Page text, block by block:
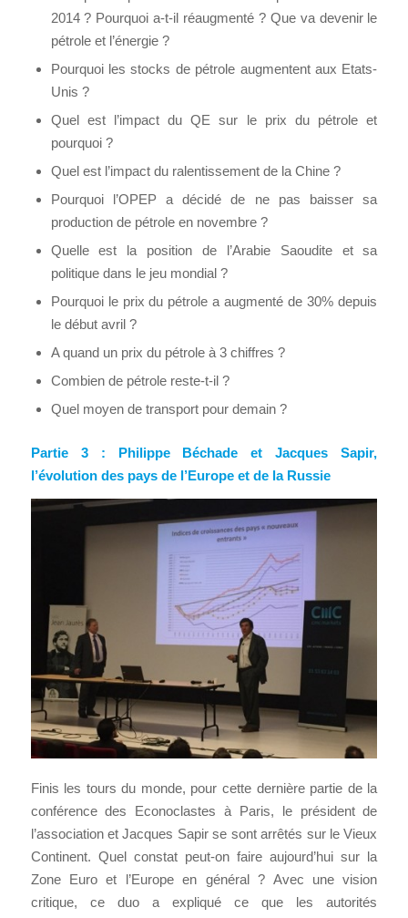
2014 ? Pourquoi a-t-il réaugmenté ? Que va devenir le
pétrole et l’énergie ?
Pourquoi les stocks de pétrole augmentent aux Etats-
Unis ?
Quel est l’impact du QE sur le prix du pétrole et
pourquoi ?
Quel est l’impact du ralentissement de la Chine ?
Pourquoi l’OPEP a décidé de ne pas baisser sa
production de pétrole en novembre ?
Quelle est la position de l’Arabie Saoudite et sa
politique dans le jeu mondial ?
Pourquoi le prix du pétrole a augmenté de 30% depuis
le début avril ?
A quand un prix du pétrole à 3 chiffres ?
Combien de pétrole reste-t-il ?
Quel moyen de transport pour demain ?
Partie 3 : Philippe Béchade et Jacques Sapir,
l’évolution des pays de l’Europe et de la Russie
Finis les tours du monde, pour cette dernière partie de la
conférence des Econoclastes à Paris, le président de
l’association et Jacques Sapir se sont arrêtés sur le Vieux
Continent. Quel constat peut-on faire aujourd’hui sur la
Zone Euro et l’Europe en général ? Avec une vision
critique, ce duo a expliqué ce que les autorités